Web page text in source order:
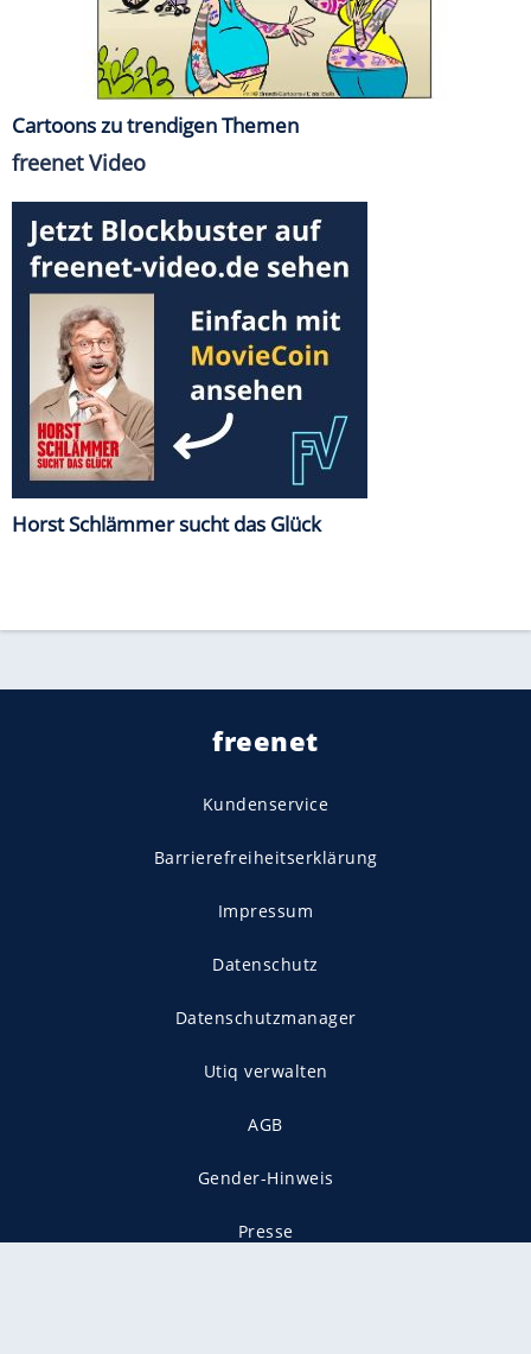
Cartoons zu trendigen Themen
freenet Video
Horst Schlämmer sucht das Glück
freenet
Kundenservice
Barrierefreiheitserklärung
Impressum
Datenschutz
Datenschutzmanager
Utiq verwalten
AGB
Gender-Hinweis
Presse